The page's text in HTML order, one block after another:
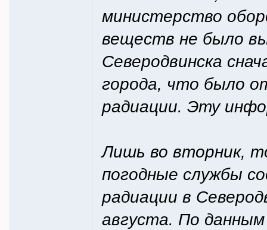
министерство
веществ не было
Северодвинска
города, что было
радиации. Эту
Лишь во вторник,
погодные службы
радиации в
августа. По